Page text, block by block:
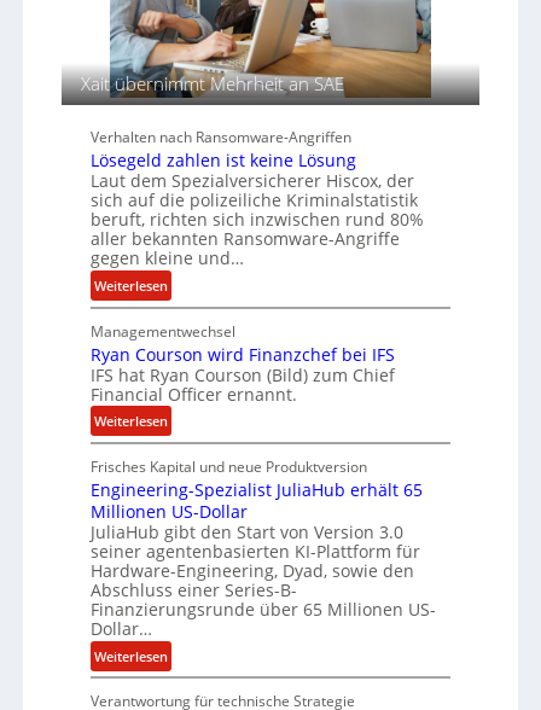
n
a
u
f
d
e
S
p
u
r
c
h
A
g
e
c
y
a
r
b
e
i
t
e
n
z
u
s
m
m
e
n
Xait übernimmt Mehrheit an SAE
Verhalten nach Ransomware-Angriffen
Lösegeld zahlen ist keine Lösung
Laut dem Spezialversicherer Hiscox, der
sich auf die polizeiliche Kriminalstatistik
beruft, richten sich inzwischen rund 80%
aller bekannten Ransomware-Angriffe
gegen kleine und…
Weiterlesen:
L
ö
s
e
g
e
l
d
z
a
h
l
e
n
s
t
k
Managementwechsel
Ryan Courson wird Finanzchef bei IFS
IFS hat Ryan Courson (Bild) zum Chief
Financial Officer ernannt.
Weiterlesen:
R
y
a
n
C
o
u
r
o
n
w
Frisches Kapital und neue Produktversion
Engineering-Spezialist JuliaHub erhält 65
Millionen US-Dollar
JuliaHub gibt den Start von Version 3.0
seiner agentenbasierten KI-Plattform für
Hardware-Engineering, Dyad, sowie den
Abschluss einer Series-B-
Finanzierungsrunde über 65 Millionen US-
Dollar…
Weiterlesen:
E
n
Verantwortung für technische Strategie